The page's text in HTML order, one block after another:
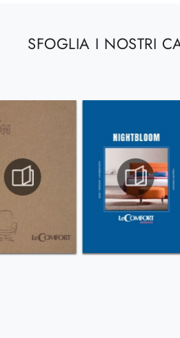
SFOGLIA I NOSTRI